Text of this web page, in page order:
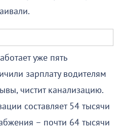
уже пять
зарплату водителям
чистит канализацию.
составляет 54 тысячи
– почти 64 тысячи